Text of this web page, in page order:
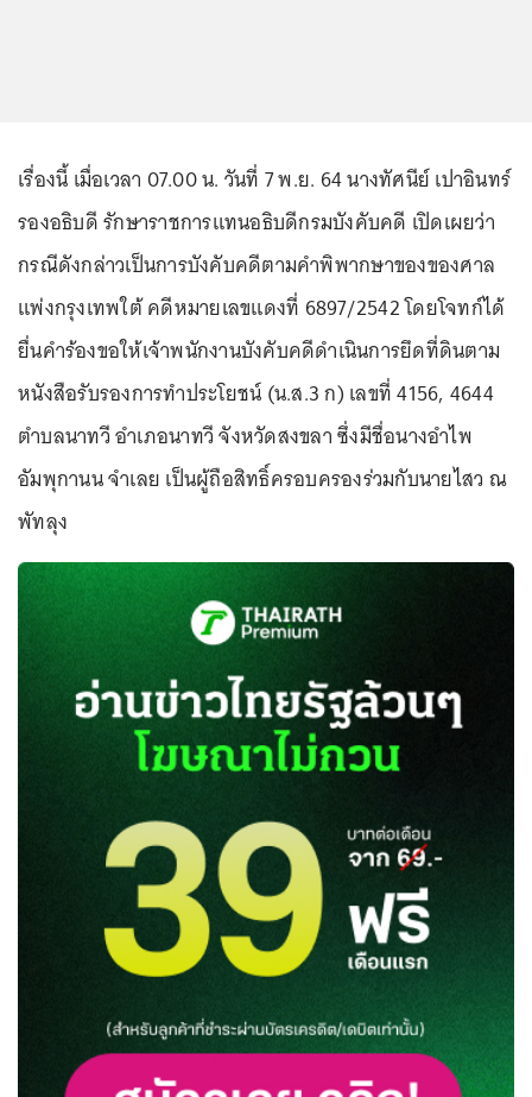
เรื่องนี้ เมื่อเวลา 07.00 น. วันที่ 7 พ.ย. 64 นางทัศนีย์ เปาอินทร์
รองอธิบดี รักษาราชการแทนอธิบดีกรมบังคับคดี เปิดเผยว่า
กรณีดังกล่าวเป็นการบังคับคดีตามคำพิพากษาของของศาล
แพ่งกรุงเทพใต้ คดีหมายเลขแดงที่ 6897/2542 โดยโจทก์ได้
ยื่นคำร้องขอให้เจ้าพนักงานบังคับคดีดำเนินการยึดที่ดินตาม
หนังสือรับรองการทำประโยชน์ (น.ส.3 ก) เลขที่ 4156, 4644
ตำบลนาทวี อำเภอนาทวี จังหวัดสงขลา ซึ่งมีชื่อนางอำไพ
อัมพุกานน จำเลย เป็นผู้ถือสิทธิ์ครอบครองร่วมกับนายไสว ณ
พัทลุง